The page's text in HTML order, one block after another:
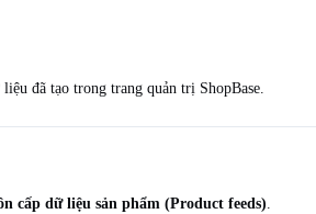
đã tạo trong trang quản trị ShopBase.
cấp dữ liệu sản phẩm (Product feeds).